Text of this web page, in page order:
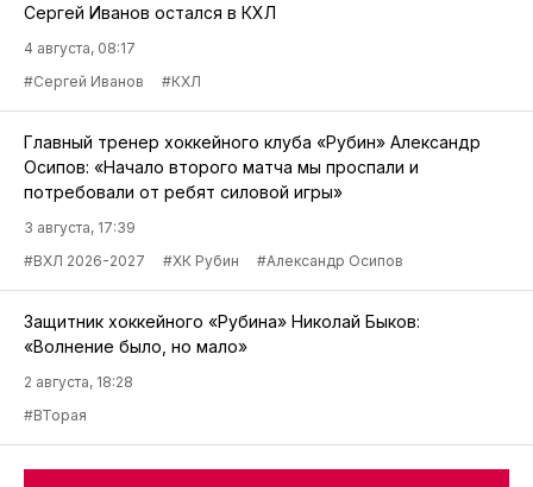
Сергей Иванов остался в КХЛ
4 августа, 08:17
#Сергей Иванов
#КХЛ
Главный тренер хоккейного клуба «Рубин» Александр
Осипов: «Начало второго матча мы проспали и
потребовали от ребят силовой игры»
3 августа, 17:39
#ВХЛ 2026-2027
#ХК Рубин #Александр Осипов
Защитник хоккейного «Рубина» Николай Быков:
«Волнение было, но мало»
2 августа, 18:28
#ВТорая